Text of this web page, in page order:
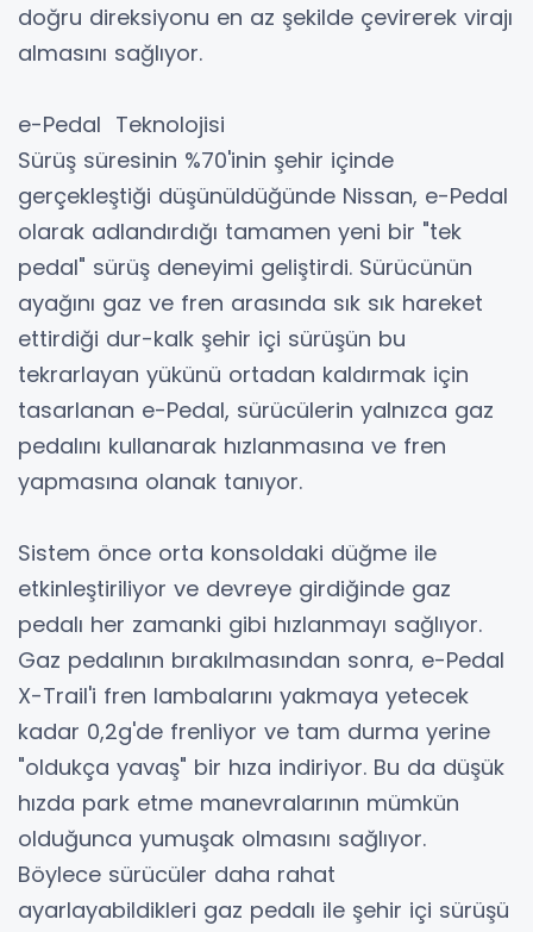
doğru direksiyonu en az şekilde çevirerek virajı
almasını sağlıyor.
e-Pedal Teknolojisi
Sürüş süresinin %70'inin şehir içinde
gerçekleştiği düşünüldüğünde Nissan, e-Pedal
olarak adlandırdığı tamamen yeni bir "tek
pedal" sürüş deneyimi geliştirdi. Sürücünün
ayağını gaz ve fren arasında sık sık hareket
ettirdiği dur-kalk şehir içi sürüşün bu
tekrarlayan yükünü ortadan kaldırmak için
tasarlanan e-Pedal, sürücülerin yalnızca gaz
pedalını kullanarak hızlanmasına ve fren
yapmasına olanak tanıyor.
Sistem önce orta konsoldaki düğme ile
etkinleştiriliyor ve devreye girdiğinde gaz
pedalı her zamanki gibi hızlanmayı sağlıyor.
Gaz pedalının bırakılmasından sonra, e-Pedal
X-Trail'i fren lambalarını yakmaya yetecek
kadar 0,2g'de frenliyor ve tam durma yerine
"oldukça yavaş" bir hıza indiriyor. Bu da düşük
hızda park etme manevralarının mümkün
olduğunca yumuşak olmasını sağlıyor.
Böylece sürücüler daha rahat
ayarlayabildikleri gaz pedalı ile şehir içi sürüşü